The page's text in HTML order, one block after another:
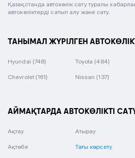
Қазақстанда автокөлік сату туралы
автокөліктерді сатып алу және сату.
ТАНЫМАЛ ЖҮРІЛГЕН
Hyundai (748) Toyota (484)
Chevrolet (161) Nissan (137)
АЙМАҚТАРДА АВТОКӨЛІКТІ
Ақтау
Ақтөбе
Атырау
Тағы көрсету